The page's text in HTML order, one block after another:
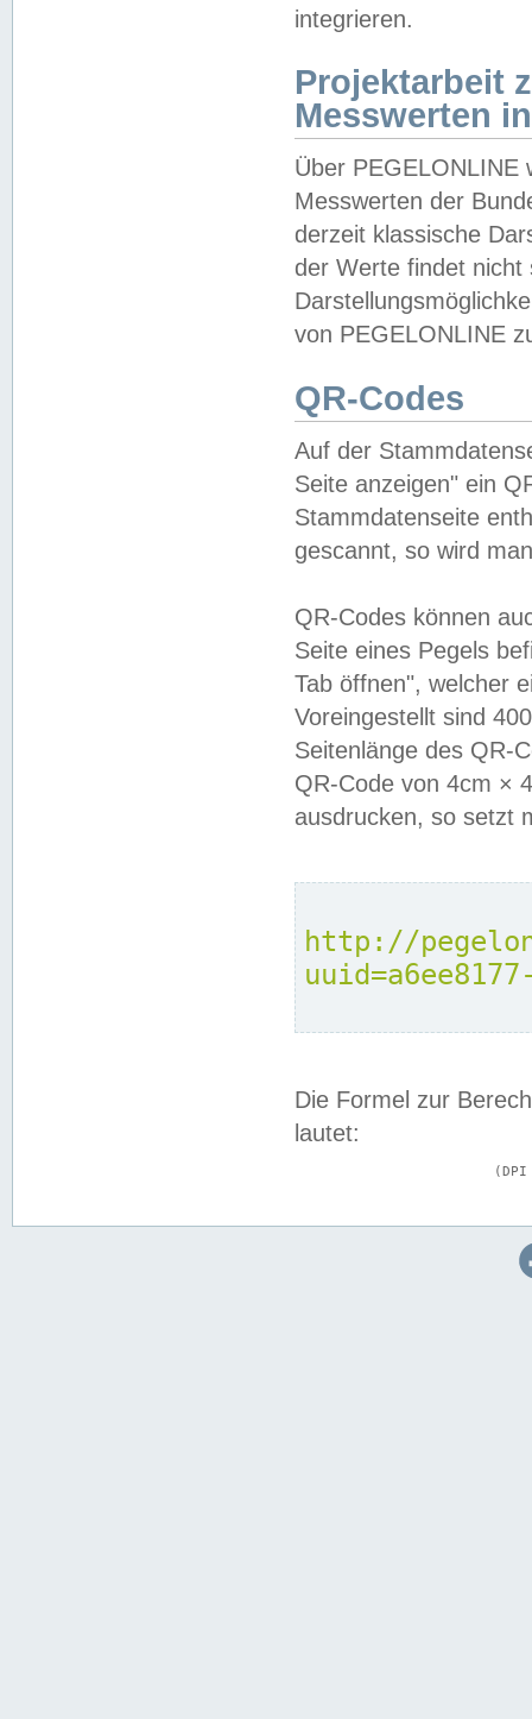
integrieren.
Projektarbeit
Messwerten
Über PEGELONLINE
Messwerten der
derzeit klassische
der Werte findet
von PEGELONLINE
QR-Codes
Auf der
Seite anzeigen" ein
Stammdatenseite
gescannt, so wird
QR-Codes können
Seite eines Pegels
Tab öffnen", welcher
Voreingestellt sind
Seitenlänge des QR-
QR-Code von 4cm ×
ausdrucken, so setzt
http://
Die Formel zur
lautet: